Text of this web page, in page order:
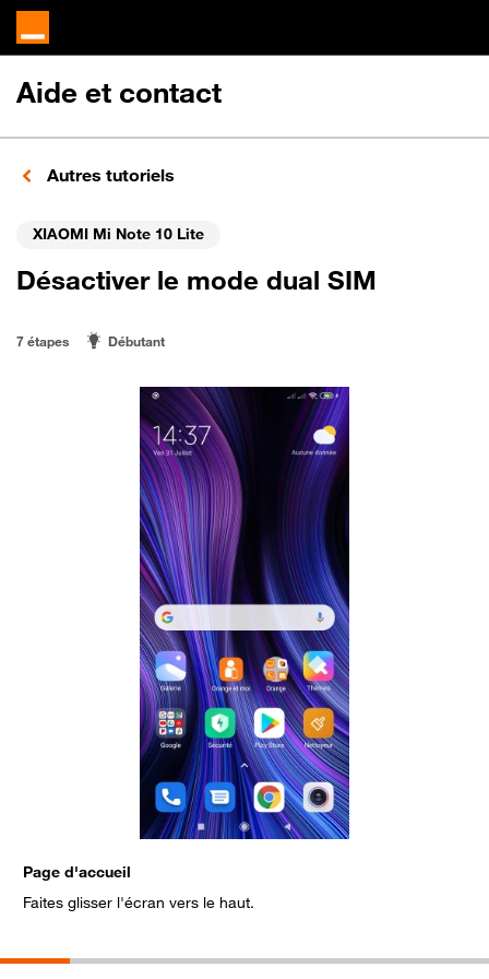
Aide et contact
Autres tutoriels
XIAOMI Mi Note 10 Lite
Désactiver le mode dual SIM
7 étapes Débutant
Page d'accueil
Faites glisser l'écran vers le haut.